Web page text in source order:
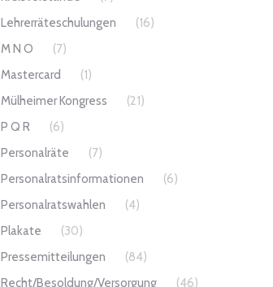
Lehrerräteschulungen
(16)
M N O
(7)
Mastercard
(1)
Mülheimer Kongress
(21)
P Q R
(6)
Personalräte
(7)
Personalratsinformationen
(6)
Personalratswahlen
(4)
Plakate
(30)
Pressemitteilungen
(84)
Recht/Besoldung/Versorgung
(46)